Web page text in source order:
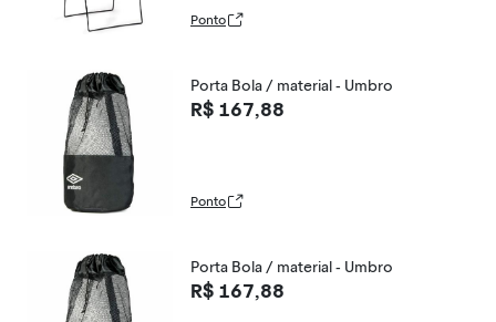
Ponto
Porta Bola / material - Umbro
R$ 167,88
Ponto
Porta Bola / material - Umbro
R$ 167,88